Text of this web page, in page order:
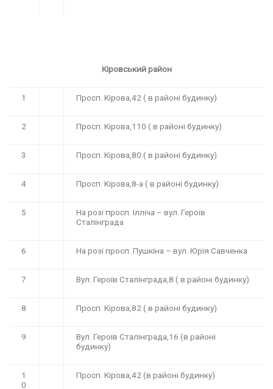
Кіровський район
1 Просп. Кірова,42 ( в районі будинку)
2 Просп. Кірова,110 ( в районі будинку)
3 Просп. Кірова,80 ( в районі будинку)
4 Просп. Кірова,8-а ( в районі будинку)
5
На розі просп. Ілліча – вул. Героїв
Сталінграда
6 На розі просп. Пушкіна – вул. Юрія Савченка
7 Вул. Героїв Сталінграда,8 ( в районі будинку)
8 Просп. Кірова,82 ( в районі будинку)
9
Вул. Героїв Сталінграда,16 (в районі
будинку)
1
0
Просп. Кірова,42 (в районі будинку)